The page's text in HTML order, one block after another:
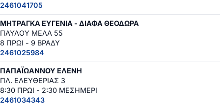
2461041705
ΜΗΤΡΑΓΚΑ ΕΥΓΕΝΙΑ - ΔΙΑΦΑ ΘΕΟΔΩΡΑ
ΠΑΥΛΟΥ ΜΕΛΑ 55
8 ΠΡΩΙ - 9 ΒΡΑΔΥ
2461025984
ΠΑΠΑΪΩΑΝΝΟΥ ΕΛΕΝΗ
ΠΛ. ΕΛΕΥΘΕΡΙΑΣ 3
8:30 ΠΡΩΙ - 2:30 ΜΕΣΗΜΕΡΙ
2461034343